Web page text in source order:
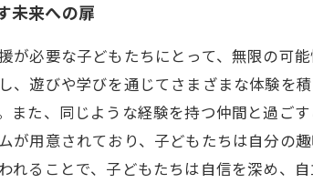
未来への扉
が必要な子どもたちにとって、無限の可
、遊びや学びを通じてさまざまな体験を
また、同じような経験を持つ仲間と過ご
が用意されており、子どもたちは自分の
ることで、子どもたちは自信を深め、